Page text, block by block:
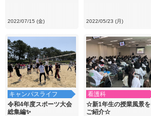
2022/07/15 (金) 2022/05/23 (月)
キャンパスライフ
令和4年度スポーツ大会
総集編✨
看護科
☆新1年生の授業風景を
ご紹介☆